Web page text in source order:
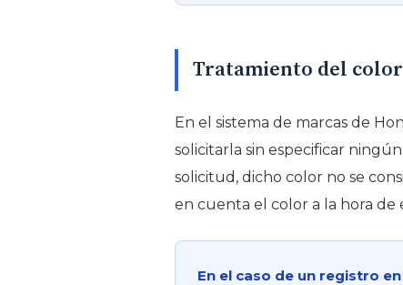
Tratamiento del
En el sistema de marcas de
solicitarla sin especificar
solicitud, dicho color no se
en cuenta el color a la hora de
En el caso de un registro